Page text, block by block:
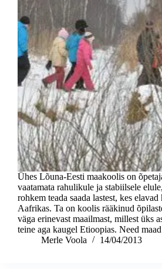
Ühes Lõuna-Eesti maakoolis on
vaatamata rahulikule ja stabiilsele
rohkem teada saada lastest, kes elavad
Aafrikas. Ta on koolis rääkinud
väga erinevast maailmast, millest üks
teine aga kaugel Etioopias. Need
Merle Voola
14/04/2013